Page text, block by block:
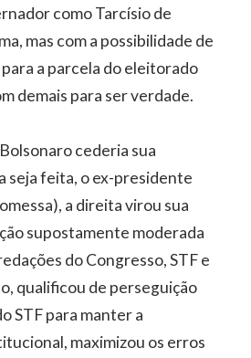
como Tarcísio de
mas com a possibilidade de
a parcela do eleitorado
demais para ser verdade.
cederia sua
seja feita, o ex-presidente
a direita virou sua
supostamente moderada
do Congresso, STF e
qualificou de perseguição
STF para manter a
maximizou os erros